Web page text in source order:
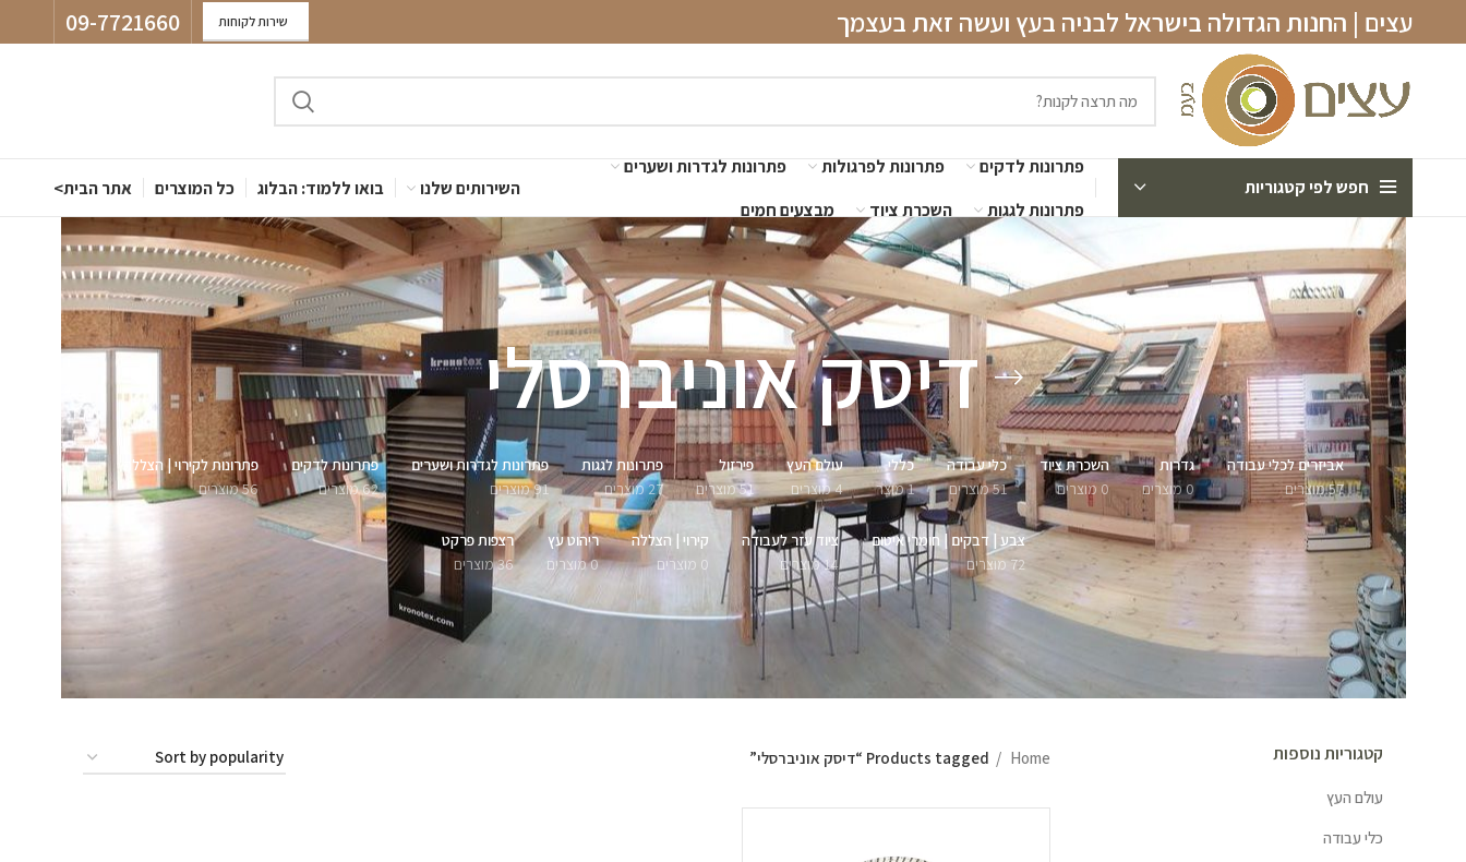
עצים | החנות הגדולה בישראל לבניה בעץ ועשה זאת בעצמך שירות לקוחות 09-7721660
חפש לפי קטגוריות
פתרונות לדקים פתרונות לפרגולות
פתרונות לגדרות ושערים
פתרונות לגגות
השכרת ציוד מבצעים חמים
השירותים שלנו בואו ללמוד: הבלוג כל המוצרים אתר הבית>
דיסק אוניברסלי
אביזרים לכלי עבודה
57 מוצרים
גדרות
0 מוצרים
השכרת ציוד
0 מוצרים
כלי עבודה
51 מוצרים
כללי
1 מוצר
עולם העץ
4 מוצרים
פירזול
51 מוצרים
פתרונות לגגות
27 מוצרים
פתרונות לגדרות ושערים
91 מוצרים
פתרונות לדקים
62 מוצרים
פתרונות לקירוי | הצללה
56 מוצרים
צבע | דבקים | חומרי איטום
72 מוצרים
ציוד עזר לעבודה
14 מוצרים
קירוי | הצללה
0 מוצרים
ריהוט עץ
0 מוצרים
רצפות פרקט
36 מוצרים
קטגוריות נוספות
עולם העץ
כלי עבודה
Home Products tagged “דיסק אוניברסלי”